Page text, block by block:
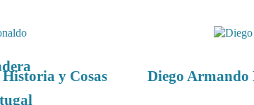
y Cosas Diego